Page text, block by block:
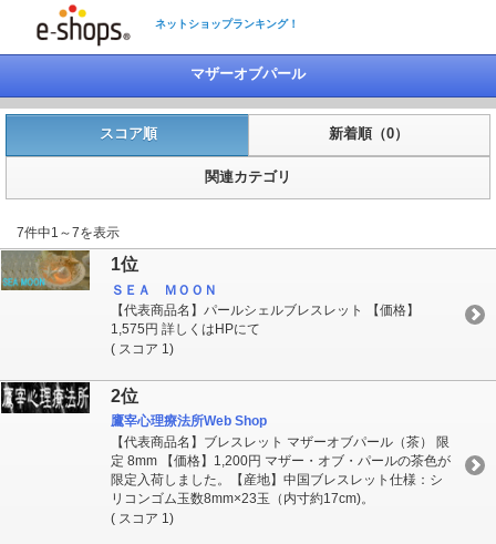
ネットショップランキング！
マザーオブパール
スコア順 新着順（0）
関連カテゴリ
7件中1～7を表示
1位
ＳＥＡ ＭＯＯＮ
【代表商品名】パールシェルブレスレット 【価格】
1,575円 詳しくはHPにて
( スコア 1)
2位
鷹宰心理療法所Web Shop
【代表商品名】ブレスレット マザーオブパール（茶） 限
定 8mm 【価格】1,200円 マザー・オブ・パールの茶色が
限定入荷しました。【産地】中国ブレスレット仕様：シ
リコンゴム玉数8mm×23玉（内寸約17cm)。
( スコア 1)